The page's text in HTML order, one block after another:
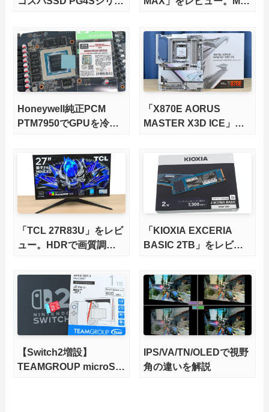
版X870Eマザーボードを
徹底検証
Honeywell純正PCM
PTM7950でGPUを冷や
「X870E AORUS
MASTER X3D ICE」を
さらに高速にする完全版
X870Eマザーボードを徹
底検証
「TCL 27R83U」をレビ
ュー。HDRで画質調整
輝度も発揮！
「KIOXIA EXCERIA
BASIC 2TB」をレビュ
力、高性能、高コスパを
実現！
【Switch2増設】
TEAMGROUP microSD
IPS/VA/TN/OLEDで視野
角の違いを解説